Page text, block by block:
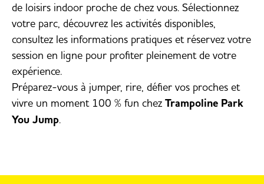
de loisirs indoor proche de chez vous. Sélectionnez
votre parc, découvrez les activités disponibles,
consultez les informations pratiques et réservez votre
session en ligne pour profiter pleinement de votre
expérience.
Préparez-vous à jumper, rire, défier vos proches et
vivre un moment 100 % fun chez Trampoline Park
You Jump.